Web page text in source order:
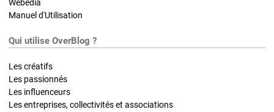
Webedia
Manuel d'Utilisation
Qui utilise OverBlog ?
Les créatifs
Les passionnés
Les influenceurs
Les entreprises, collectivités et associations